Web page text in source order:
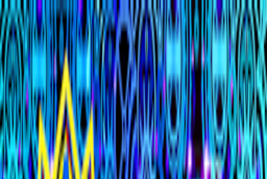
Procure um evento, artista, produtor ou cidade
Explorar
Página Inicial
Artistas
Rexalted